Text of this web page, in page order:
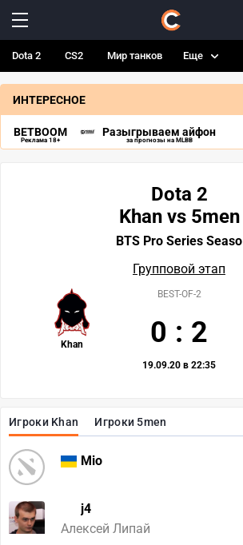
Dota 2 CS2 Мир танков Еще
ИНТЕРЕСНОЕ
BETBOOM
Реклама 18+
Разыгрываем айфон
за прогнозы на MLBB
Игроки Khan Игроки 5men
Mio
j4
Алексей Липай
Dota 2
Khan vs 5men
BTS Pro Series Seaso
Групповой этап
Khan
BEST-OF-2
0 : 2
19.09.20 в 22:35